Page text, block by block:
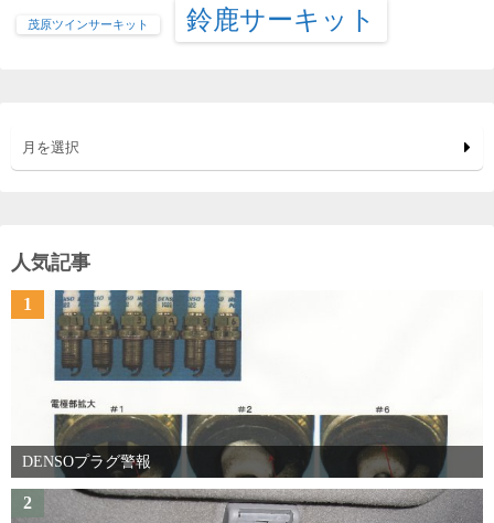
茂原ツインサーキット 鈴鹿サーキット
月を選択
人気記事
1
DENSOプラグ警報
2